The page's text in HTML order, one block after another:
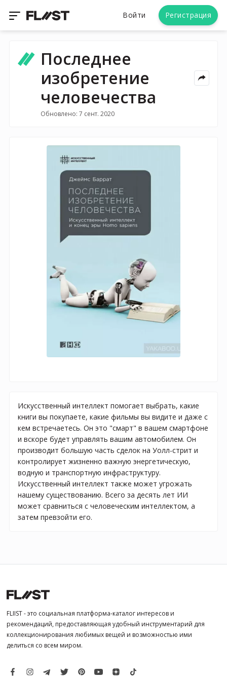
Войти Регистрация
Последнее
изобретение
человечества
Обновлено: 7 сент. 2020
Искусственный интеллект помогает выбрать, какие
книги вы покупаете, какие фильмы вы видите и даже с
кем встречаетесь. Он это "смарт" в вашем смартфоне
и вскоре будет управлять вашим автомобилем. Он
производит большую часть сделок на Уолл-стрит и
контролирует жизненно важную энергетическую,
водную и транспортную инфраструктуру.
Искусственный интеллект также может угрожать
нашему существованию. Всего за десять лет ИИ
может сравниться с человеческим интеллектом, а
затем превзойти его.
FLIIST - это социальная платформа-каталог интересов и
рекомендаций, предоставляющая удобный инструментарий для
коллекционирования любимых вещей и возможностью ими
делиться со всем миром.